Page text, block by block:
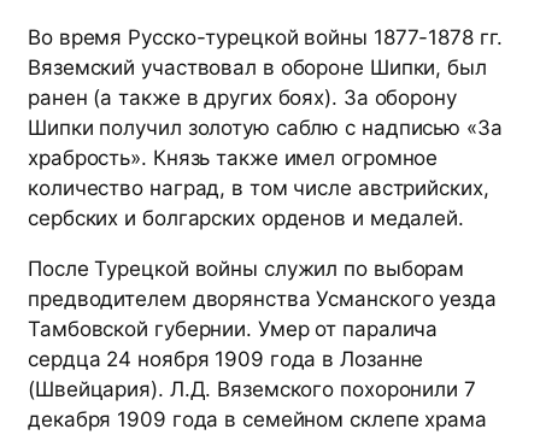
Во время Русско-турецкой войны 1877-1878 гг.
Вяземский участвовал в обороне Шипки, был
ранен (а также в других боях). За оборону
Шипки получил золотую саблю с надписью «За
храбрость». Князь также имел огромное
количество наград, в том числе австрийских,
сербских и болгарских орденов и медалей.
После Турецкой войны служил по выборам
предводителем дворянства Усманского уезда
Тамбовской губернии. Умер от паралича
сердца 24 ноября 1909 года в Лозанне
(Швейцария). Л.Д. Вяземского похоронили 7
декабря 1909 года в семейном склепе храма